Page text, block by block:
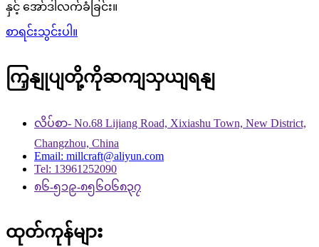
နှင့် အော်ဒါလက်ခံခြင်း။
စာရင်းသွင်းပါ။
ကြှနျုပျတို့ကိုဆကျသှယျရနျ
လိပ်စာ- No.68 Lijiang Road, Xixiashu Town, New District,
Changzhou, China
Email: millcraft@aliyun.com
Tel: 13961252090
၈၆-၅၁၉-၈၅၆၀၆၈၃၇
ထုတ်ကုန်များ